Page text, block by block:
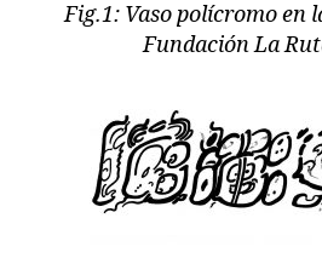
Fig.1: Vaso polícromo en
Fundación La